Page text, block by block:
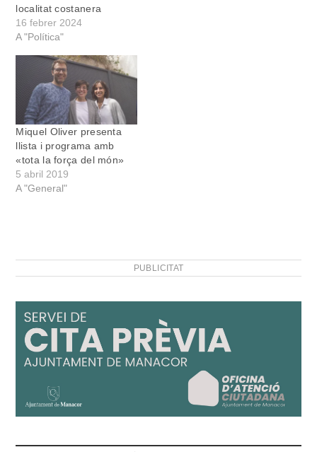
localitat costanera
16 febrer 2024
A "Política"
Miquel Oliver presenta
llista i programa amb
«tota la força del món»
5 abril 2019
A "General"
PUBLICITAT